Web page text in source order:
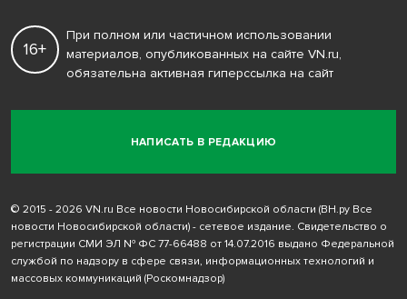
НАПИСАТЬ В РЕДАКЦИЮ
16+
При полном или частичном использовании
материалов, опубликованных на сайте VN.ru,
обязательна активная гиперссылка на сайт
© 2015 - 2026 VN.ru Все новости Новосибирской области (ВН.ру Все
новости Новосибирской области) - сетевое издание. Свидетельство о
регистрации СМИ ЭЛ № ФС 77-66488 от 14.07.2016 выдано Федеральной
службой по надзору в сфере связи, информационных технологий и
массовых коммуникаций (Роскомнадзор)